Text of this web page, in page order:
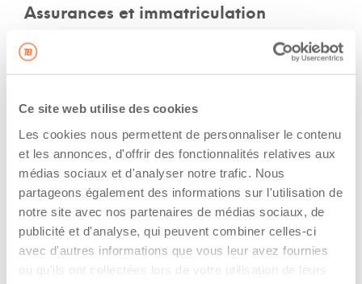
Ce site web utilise des cookies
Les cookies nous permettent de personnaliser le contenu
et les annonces, d'offrir des fonctionnalités relatives aux
médias sociaux et d'analyser notre trafic. Nous
partageons également des informations sur l'utilisation de
notre site avec nos partenaires de médias sociaux, de
publicité et d'analyse, qui peuvent combiner celles-ci
avec d'autres informations que vous leur avez fournies
ou qu'ils ont collectées lors de votre utilisation de leurs
Assurances et immatriculation
Veux adhérer aux assurances de la flotte de
The driver hold a driving licence from:
quebec
Has a vehicle registered in the following
province:
quebec